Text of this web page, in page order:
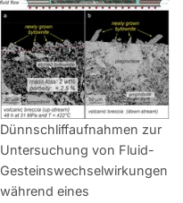
Dünnschliffaufnahmen zur
Untersuchung von Fluid-
Gesteinswechselwirkungen
während eines